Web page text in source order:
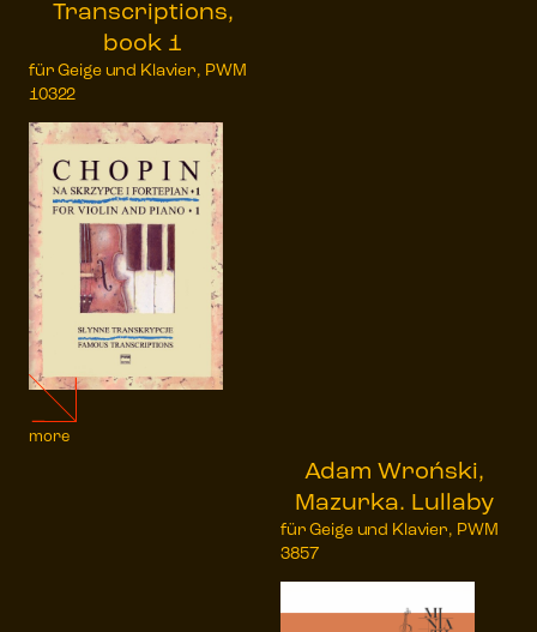
Transcriptions,
book 1
für Geige und Klavier, PWM
10322
more
Adam Wroński,
Mazurka. Lullaby
für Geige und Klavier, PWM
3857